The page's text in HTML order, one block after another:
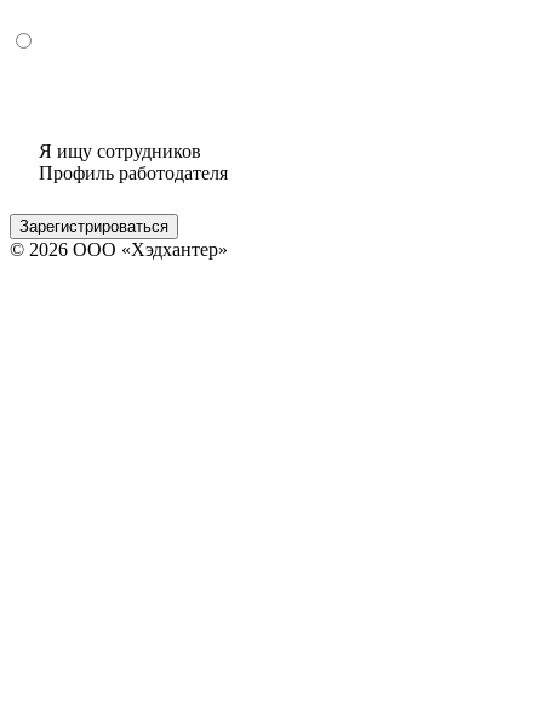
Я ищу сотрудников
Профиль работодателя
Зарегистрироваться
© 2026 ООО «Хэдхантер»